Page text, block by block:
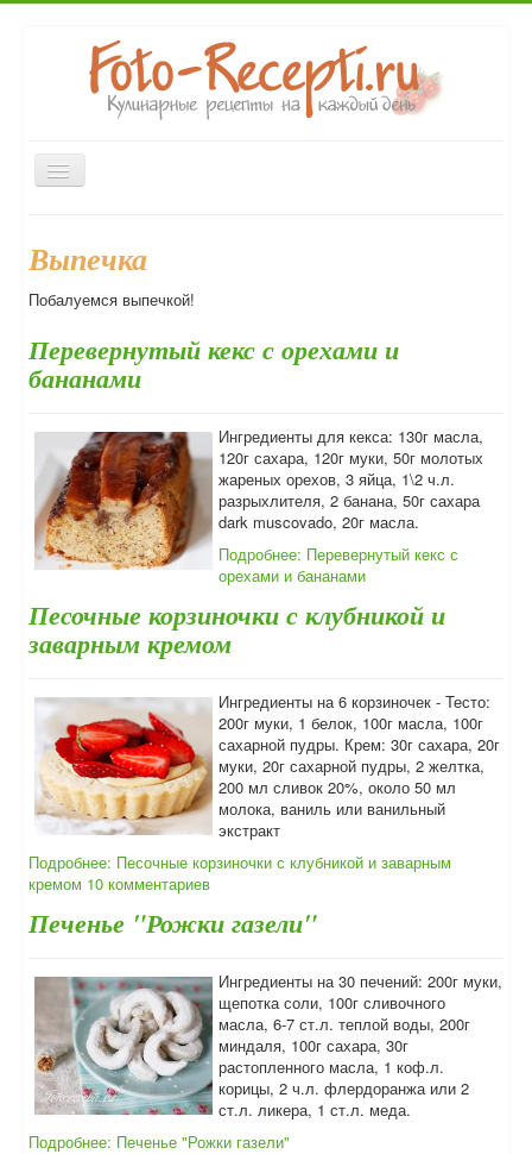
Включить/
выключить
Десерты
Выпечка
Форум
Выпечка
Побалуемся выпечкой!
Перевернутый кекс с орехами и
бананами
Ингредиенты для кекса: 130г масла,
120г сахара, 120г муки, 50г молотых
жареных орехов, 3 яйца, 1\2 ч.л.
разрыхлителя, 2 банана, 50г сахара
dark muscovado, 20г масла.
Подробнее: Перевернутый кекс с
орехами и бананами
Песочные корзиночки с клубникой и
заварным кремом
Ингредиенты на 6 корзиночек - Тесто:
200г муки, 1 белок, 100г масла, 100г
сахарной пудры. Крем: 30г сахара, 20г
муки, 20г сахарной пудры, 2 желтка,
200 мл сливок 20%, около 50 мл
молока, ваниль или ванильный
экстракт
Подробнее: Песочные корзиночки с клубникой и заварным
кремом 10 комментариев
Печенье "Рожки газели"
Ингредиенты на 30 печений: 200г муки,
щепотка соли, 100г сливочного
масла, 6-7 ст.л. теплой воды, 200г
миндаля, 100г сахара, 30г
растопленного масла, 1 коф.л.
корицы, 2 ч.л. флердоранжа или 2
ст.л. ликера, 1 ст.л. меда.
Подробнее: Печенье "Рожки газели"